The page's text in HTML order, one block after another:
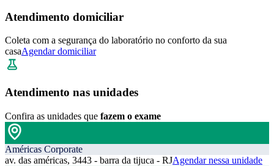
Atendimento domiciliar
Coleta com a segurança do laboratório no conforto da sua
casaAgendar domiciliar
Atendimento nas unidades
Confira as unidades que fazem o exame
Américas Corporate
av. das américas, 3443 - barra da tijuca - RJAgendar nessa unidade